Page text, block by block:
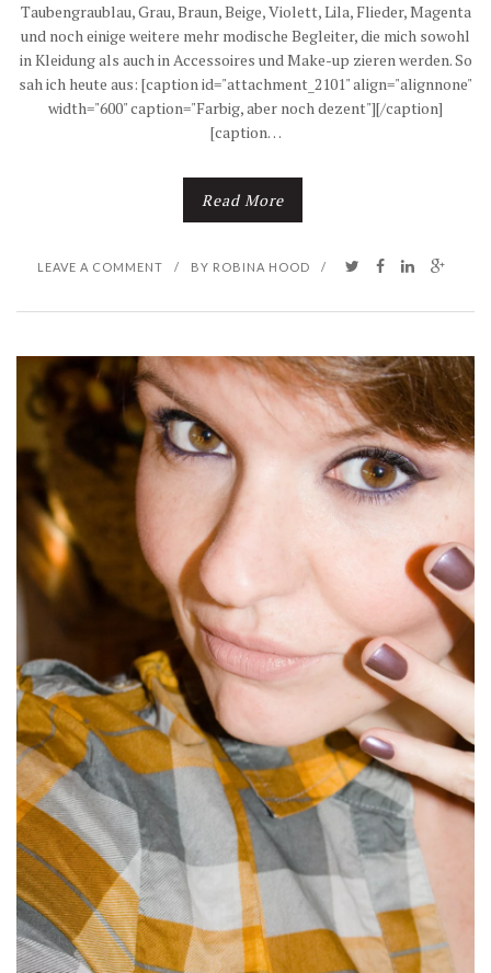
Taubengraublau, Grau, Braun, Beige, Violett, Lila, Flieder, Magenta
und noch einige weitere mehr modische Begleiter, die mich sowohl
in Kleidung als auch in Accessoires und Make-up zieren werden. So
sah ich heute aus: [caption id="attachment_2101" align="alignnone"
width="600" caption="Farbig, aber noch dezent"][/caption]
[caption…
Read More
LEAVE A COMMENT / BY ROBINA HOOD /